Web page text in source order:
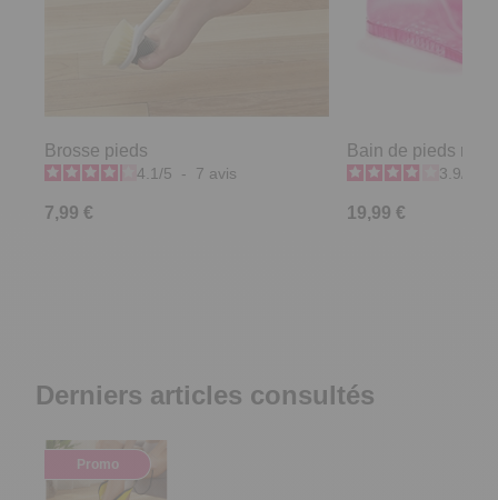
Brosse pieds
4.1 /5 - 7 avis
7,99 €
Bain de pieds rose
3.9
19,99 €
Derniers articles consultés
Promo